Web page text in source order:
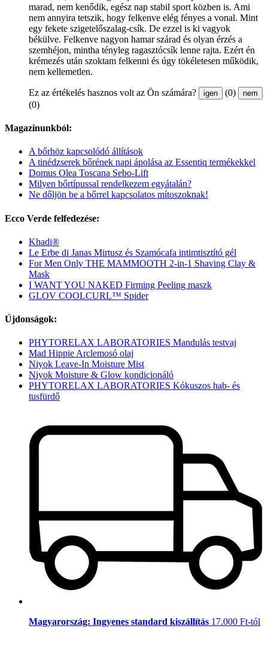
marad, nem kenődik, egész nap stabil sport közben is. Ami
nem annyira tetszik, hogy felkenve elég fényes a vonal. Mint
egy fekete szigetelőszalag-csík. De ezzel is ki vagyok
békülve. Felkenve nagyon hamar szárad és olyan érzés a
szemhéjon, mintha tényleg ragasztócsík lenne rajta. Ezért én
krémezés után szoktam felkenni és úgy tökéletesen működik,
nem kellemetlen.
Ez az értékelés hasznos volt az Ön számára? igen (0) nem
(0)
Magazinunkból:
A bőrhöz kapcsolódó állítások
A tinédzserek bőrének napi ápolása az Essentiq termékekkel
Domus Olea Toscana Sebo-Lift
Milyen bőrtípussal rendelkezem egyátalán?
Ne dőljön be a bőrrel kapcsolatos mítoszoknak!
Ecco Verde felfedezése:
Khadi®
Le Erbe di Janas Mirtusz és Szamócafa intimtisztító gél
For Men Only THE MAMMOOTH 2-in-1 Shaving Clay &
Mask
I WANT YOU NAKED Firming Peeling maszk
GLOV COOLCURL™ Spider
Újdonságok:
PHYTORELAX LABORATORIES Mandulás testvaj
Mad Hippie Arclemosó olaj
Niyok Leave-In Moisture Mist
Niyok Moisture & Glow kondicionáló
PHYTORELAX LABORATORIES Kókuszos hab- és
tusfürdő
Magyarország: Ingyenes standard kiszállítás 17.000 Ft-tól